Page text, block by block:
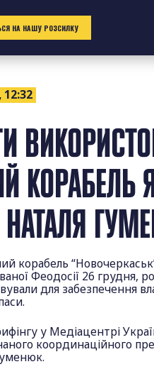
НА НАШУ РОЗСИЛКУ
12:32
КОРАБЕЛЬ
корабель
Феодосії 26 грудня,
для забезпечення
у Медіацентрі
координаційного